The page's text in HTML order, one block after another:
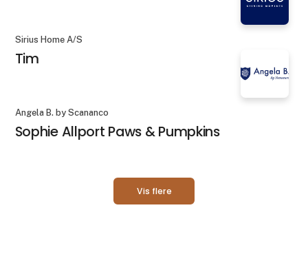
Sirius Home A/S
Tim
Angela B. by Scananco
Sophie Allport Paws & Pumpkins
Vis flere